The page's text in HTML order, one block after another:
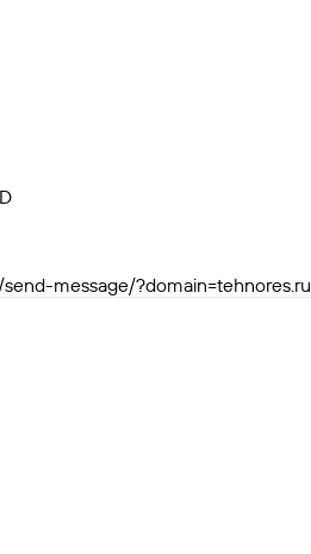
message/?domain=tehnores.ru